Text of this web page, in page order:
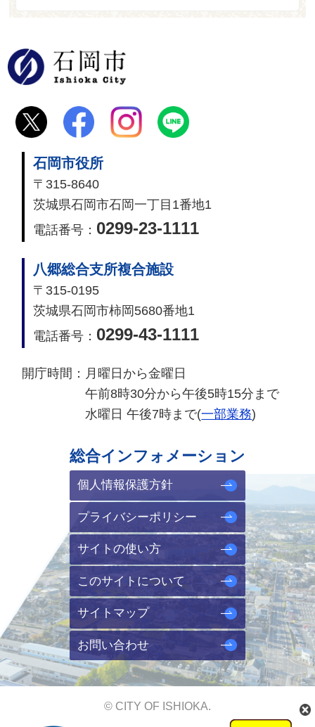
石岡市役所
〒315-8640
茨城県石岡市石岡一丁目1番地1
電話番号： 0299-23-1111
八郷総合支所複合施設
〒315-0195
茨城県石岡市柿岡5680番地1
電話番号： 0299-43-1111
開庁時間： 月曜日から金曜日
午前8時30分から午後5時15分まで
水曜日 午後7時まで(一部業務)
総合インフォメーション
個人情報保護方針
プライバシーポリシー
サイトの使い方
このサイトについて
サイトマップ
お問い合わせ
© CITY OF ISHIOKA.